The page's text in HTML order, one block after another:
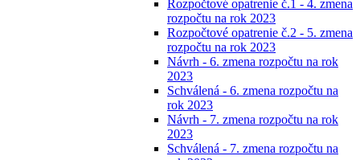
Rozpočtové opatrenie č.1 - 4. zmena
rozpočtu na rok 2023
Rozpočtové opatrenie č.2 - 5. zmena
rozpočtu na rok 2023
Návrh - 6. zmena rozpočtu na rok
2023
Schválená - 6. zmena rozpočtu na
rok 2023
Návrh - 7. zmena rozpočtu na rok
2023
Schválená - 7. zmena rozpočtu na